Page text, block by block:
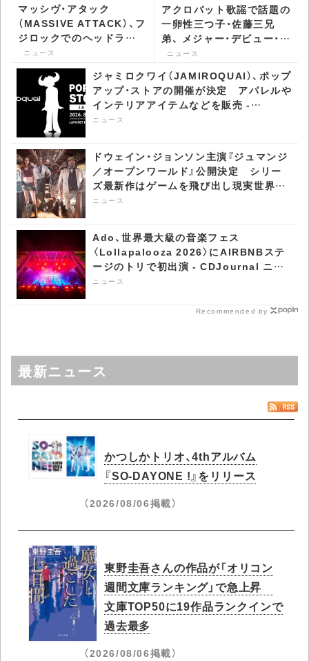
マッシヴ・アタック
（MASSIVE ATTACK）、フ
ジロックでのヘッドライ
ナー公演を振り返る
YouTube特別番組の配信
が決定 - CDJournal ニュ
ース
ニュース
アクロバット歌謡で話題の
一卵性三つ子・佐藤三兄
弟、 メジャー・デビュー・イ
ベントで間奏第三形態ダン
ュース
ニュース
ジャミロクワイ（JAMIROQUAI）、ポップ
アップ・ストアの開催が決定 アパレルや
インテリアアイテムなどを販売 -
CDJournal ニュース
ニュース
ドウェイン・ジョンソン主演『ジュマンジ
／オープンワールド』公開決定 シリー
ズ最新作はゲームを飛び出し現実世界へ
- CDJournal ニュース
ニュース
Ado、世界最大級の音楽フェス
〈Lollapalooza 2026〉にAIRBNBステ
ージのトリで初出演 - CDJournal ニュ
ース
ニュース
Recommended by
最新ニュース
かつしかトリオ、4thアルバム
『SO-DAYONE !』をリリース
（2026/08/06掲載）
東野圭吾さんの作品が「オリコン
週間文庫ランキング」で急上昇​
文庫TOP50に19作品ランクインで
過去最多
（2026/08/06掲載）